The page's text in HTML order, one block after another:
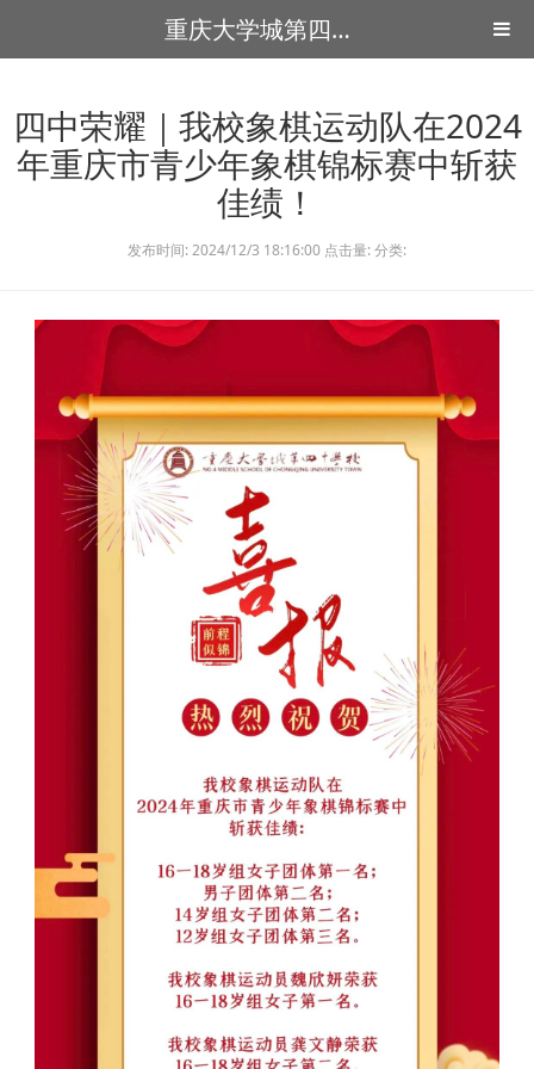
重庆大学城第四中学
四中荣耀｜我校象棋运动队在2024
年重庆市青少年象棋锦标赛中斩获
佳绩！
发布时间: 2024/12/3 18:16:00 点击量: 分类: